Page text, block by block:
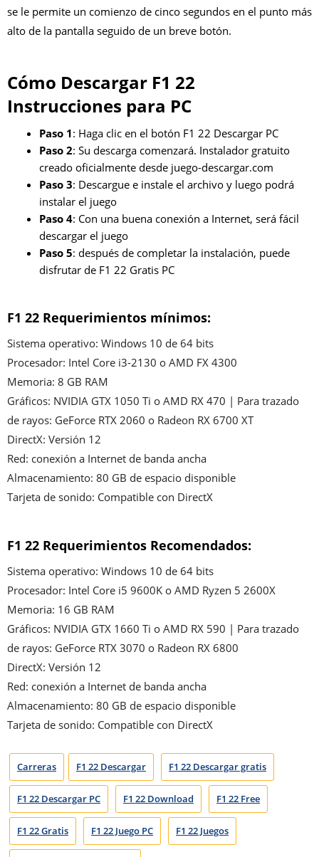
se le permite un comienzo de cinco segundos en el punto más
alto de la pantalla seguido de un breve botón.
Cómo Descargar F1 22
Instrucciones para PC
Paso 1: Haga clic en el botón F1 22 Descargar PC
Paso 2: Su descarga comenzará. Instalador gratuito
creado oficialmente desde juego-descargar.com
Paso 3: Descargue e instale el archivo y luego podrá
instalar el juego
Paso 4: Con una buena conexión a Internet, será fácil
descargar el juego
Paso 5: después de completar la instalación, puede
disfrutar de F1 22 Gratis PC
F1 22 Requerimientos mínimos:
Sistema operativo: Windows 10 de 64 bits
Procesador: Intel Core i3-2130 o AMD FX 4300
Memoria: 8 GB RAM
Gráficos: NVIDIA GTX 1050 Ti o AMD RX 470 | Para trazado
de rayos: GeForce RTX 2060 o Radeon RX 6700 XT
DirectX: Versión 12
Red: conexión a Internet de banda ancha
Almacenamiento: 80 GB de espacio disponible
Tarjeta de sonido: Compatible con DirectX
F1 22 Requerimientos Recomendados:
Sistema operativo: Windows 10 de 64 bits
Procesador: Intel Core i5 9600K o AMD Ryzen 5 2600X
Memoria: 16 GB RAM
Gráficos: NVIDIA GTX 1660 Ti o AMD RX 590 | Para trazado
de rayos: GeForce RTX 3070 o Radeon RX 6800
DirectX: Versión 12
Red: conexión a Internet de banda ancha
Almacenamiento: 80 GB de espacio disponible
Tarjeta de sonido: Compatible con DirectX
Carreras F1 22 Descargar F1 22 Descargar gratis
F1 22 Descargar PC F1 22 Download F1 22 Free
F1 22 Gratis F1 22 Juego PC F1 22 Juegos